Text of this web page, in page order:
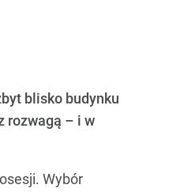
blisko budynku
rozwagą – i w
Wybór